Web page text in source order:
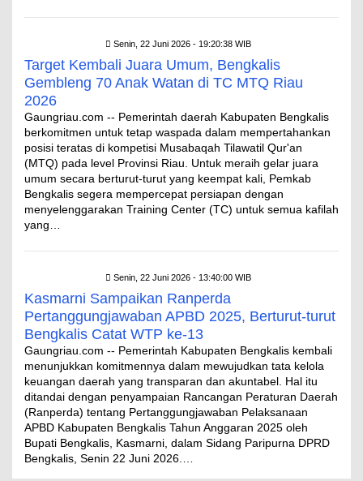
Senin, 22 Juni 2026 - 19:20:38 WIB
Target Kembali Juara Umum, Bengkalis
Gembleng 70 Anak Watan di TC MTQ Riau
2026
Gaungriau.com -- Pemerintah daerah Kabupaten Bengkalis
berkomitmen untuk tetap waspada dalam mempertahankan
posisi teratas di kompetisi Musabaqah Tilawatil Qur'an
(MTQ) pada level Provinsi Riau. Untuk meraih gelar juara
umum secara berturut-turut yang keempat kali, Pemkab
Bengkalis segera mempercepat persiapan dengan
menyelenggarakan Training Center (TC) untuk semua kafilah
yang…
Senin, 22 Juni 2026 - 13:40:00 WIB
Kasmarni Sampaikan Ranperda
Pertanggungjawaban APBD 2025, Berturut-turut
Bengkalis Catat WTP ke-13
Gaungriau.com -- Pemerintah Kabupaten Bengkalis kembali
menunjukkan komitmennya dalam mewujudkan tata kelola
keuangan daerah yang transparan dan akuntabel. Hal itu
ditandai dengan penyampaian Rancangan Peraturan Daerah
(Ranperda) tentang Pertanggungjawaban Pelaksanaan
APBD Kabupaten Bengkalis Tahun Anggaran 2025 oleh
Bupati Bengkalis, Kasmarni, dalam Sidang Paripurna DPRD
Bengkalis, Senin 22 Juni 2026.…